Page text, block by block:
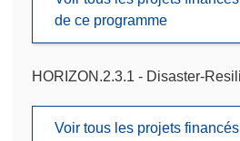
de ce programme
HORIZON.2.3.1 - Disaster-
Voir tous les projets